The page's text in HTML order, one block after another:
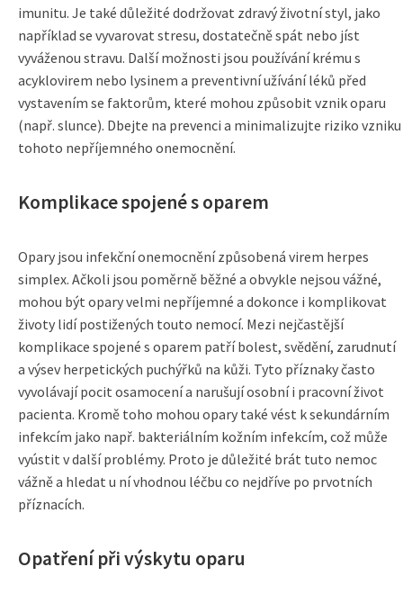
imunitu. Je také důležité dodržovat zdravý životní styl, jako
například se vyvarovat stresu, dostatečně spát nebo jíst
vyváženou stravu. Další možnosti jsou používání krému s
acyklovirem nebo lysinem a preventivní užívání léků před
vystavením se faktorům, které mohou způsobit vznik oparu
(např. slunce). Dbejte na prevenci a minimalizujte riziko vzniku
tohoto nepříjemného onemocnění.
Komplikace spojené s oparem
Opary jsou infekční onemocnění způsobená virem herpes
simplex. Ačkoli jsou poměrně běžné a obvykle nejsou vážné,
mohou být opary velmi nepříjemné a dokonce i komplikovat
životy lidí postižených touto nemocí. Mezi nejčastější
komplikace spojené s oparem patří bolest, svědění, zarudnutí
a výsev herpetických puchýřků na kůži. Tyto příznaky často
vyvolávají pocit osamocení a narušují osobní i pracovní život
pacienta. Kromě toho mohou opary také vést k sekundárním
infekcím jako např. bakteriálním kožním infekcím, což může
vyústit v další problémy. Proto je důležité brát tuto nemoc
vážně a hledat u ní vhodnou léčbu co nejdříve po prvotních
příznacích.
Opatření při výskytu oparu